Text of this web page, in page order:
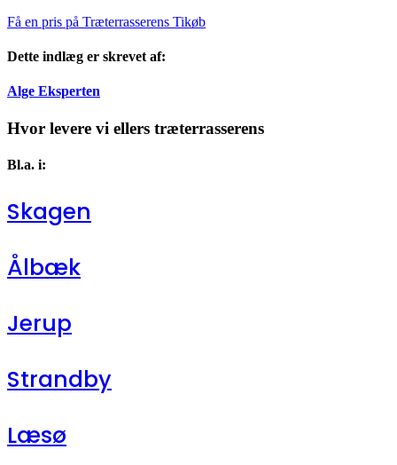
Få en pris på Træterrasserens Tikøb
Dette indlæg er skrevet af:
Alge Eksperten
Hvor levere vi ellers træterrasserens
Bl.a. i:
Skagen
Ålbæk
Jerup
Strandby
Læsø